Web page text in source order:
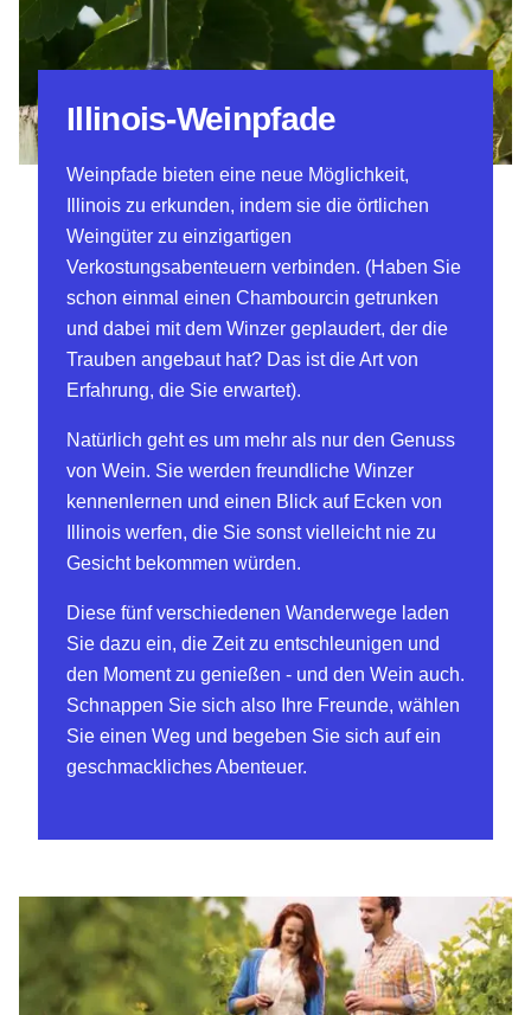
Illinois-Weinpfade
Weinpfade bieten eine neue Möglichkeit,
Illinois zu erkunden, indem sie die örtlichen
Weingüter zu einzigartigen
Verkostungsabenteuern verbinden. (Haben Sie
schon einmal einen Chambourcin getrunken
und dabei mit dem Winzer geplaudert, der die
Trauben angebaut hat? Das ist die Art von
Erfahrung, die Sie erwartet).
Natürlich geht es um mehr als nur den Genuss
von Wein. Sie werden freundliche Winzer
kennenlernen und einen Blick auf Ecken von
Illinois werfen, die Sie sonst vielleicht nie zu
Gesicht bekommen würden.
Diese fünf verschiedenen Wanderwege laden
Sie dazu ein, die Zeit zu entschleunigen und
den Moment zu genießen - und den Wein auch.
Schnappen Sie sich also Ihre Freunde, wählen
Sie einen Weg und begeben Sie sich auf ein
geschmackliches Abenteuer.
Shawnee Hills Wine Trail (Süd-Illinois)